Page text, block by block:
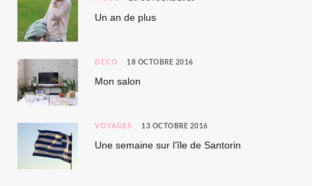
Un an de plus
DÉCO 18 OCTOBRE 2016
Mon salon
VOYAGES 13 OCTOBRE 2016
Une semaine sur l’île de Santorin